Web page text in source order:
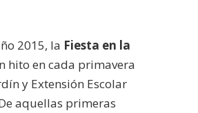
2015, la Fiesta en la
hito en cada primavera
y Extensión Escolar
aquellas primeras